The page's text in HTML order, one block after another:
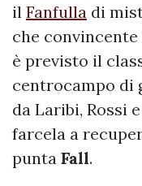
il Fanfulla di
che convincente
è previsto il
centrocampo di
da Laribi, Rossi
farcela a
punta Fall.